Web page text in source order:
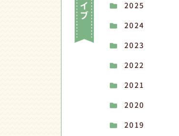
2025
2024
2023
2022
2021
2020
2019